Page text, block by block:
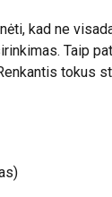
kad ne
Taip pat
tokus